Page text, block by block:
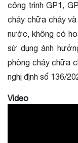
công trình GP1,
cháy chữa cháy
nước, không có
sử dụng ảnh
phòng cháy chữa
nghị định số 136/
Video